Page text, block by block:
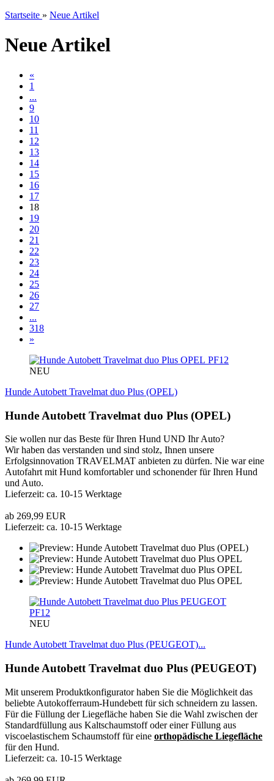
Startseite » Neue Artikel
Neue Artikel
«
1
...
9
10
11
12
13
14
15
16
17
18
19
20
21
22
23
24
25
26
27
...
318
»
PF12
NEU
Hunde Autobett Travelmat duo Plus (OPEL)
Hunde Autobett Travelmat duo Plus (OPEL)
Sie wollen nur das Beste für Ihren Hund UND Ihr Auto?
Wir haben das verstanden und sind stolz, Ihnen unsere
Erfolgsinnovation TRAVELMAT anbieten zu dürfen. Nie war eine
Autofahrt mit Hund komfortabler und schonender für Ihren Hund
und Auto.
Lieferzeit: ca. 10-15 Werktage
ab 269,99 EUR
Lieferzeit: ca. 10-15 Werktage
PF12
NEU
Hunde Autobett Travelmat duo Plus (PEUGEOT)...
Hunde Autobett Travelmat duo Plus (PEUGEOT)
Mit unserem Produktkonfigurator haben Sie die Möglichkeit das
beliebte Autokofferraum-Hundebett für sich schneidern zu lassen.
Für die Füllung der Liegefläche haben Sie die Wahl zwischen der
Standardfüllung aus Kaltschaumstoff oder einer Füllung aus
viscoelastischem Schaumstoff für eine orthopädische Liegefläche
für den Hund.
Lieferzeit: ca. 10-15 Werktage